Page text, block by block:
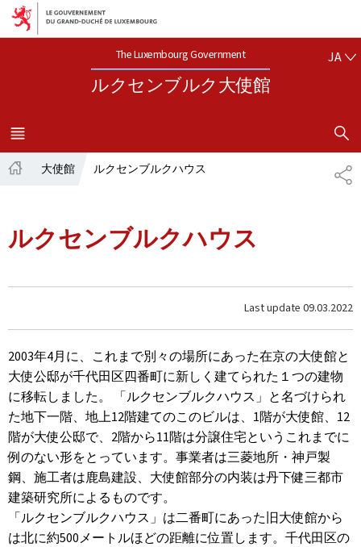
Aller au menu principal
Aller au contenu
The Luxembourg Government
ルクセンブルク大使館
JA 日本語
MENU
メイン
SHOW
共
有
大使館 ルクセンブルクハウス
ルクセンブルクハウス
Last update 09.03.2022
2003年4月に、これまで別々の場所にあった在京の大使館と
大使公邸が千代田区四番町に新しく建てられた１つの建物
に移転しました。 「ルクセンブルクハウス」と名づけられ
た地下一階、地上12階建てのこのビルは、1階が大使館、12
階が大使公邸で、2階から11階は分譲住宅というこれまでに
例のない形をとっています。事業者は三菱地所・神戸製
鋼、施工者は鹿島建設、大使館部分の内装は丹下健三都市
建築研究所によるものです。
「ルクセンブルクハウス」は二番町にあった旧大使館から
は北に約500メートルほどの距離に位置します。千代田区の